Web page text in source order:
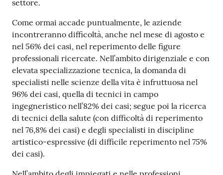
settore.
Come ormai accade puntualmente, le aziende
incontreranno difficoltà, anche nel mese di agosto e
nel 56% dei casi, nel reperimento delle figure
professionali ricercate. Nell’ambito dirigenziale e con
elevata specializzazione tecnica, la domanda di
specialisti nelle scienze della vita è infruttuosa nel
96% dei casi, quella di tecnici in campo
ingegneristico nell’82% dei casi; segue poi la ricerca
di tecnici della salute (con difficoltà di reperimento
nel 76,8% dei casi) e degli specialisti in discipline
artistico-espressive (di difficile reperimento nel 75%
dei casi).